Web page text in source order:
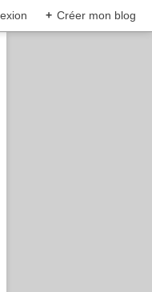
+ Créer mon blog